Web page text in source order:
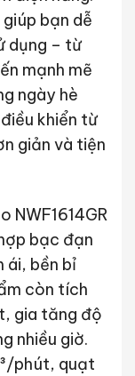
bạn dễ
dụng – từ
mạnh mẽ
ngày hè
khiển từ
giản và tiện
bạc đạn
ái, bền bỉ
còn tích
gia tăng độ
nhiều giờ.
phút, quạt